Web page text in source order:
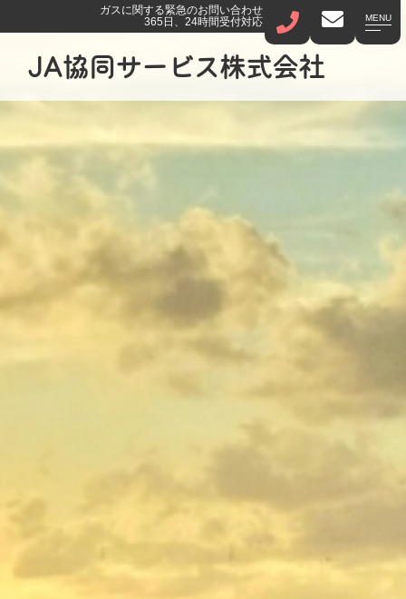
ガスに関する緊急のお問い合わせ
365日、24時間受付対応
MENU
JA協同サービス株式会社